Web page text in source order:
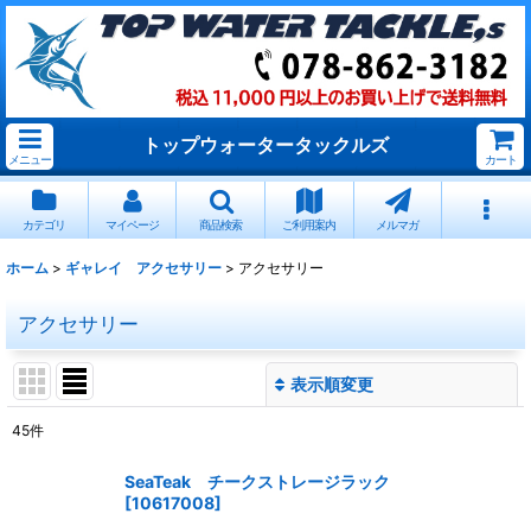
メニュー
トップウォータータックルズ
カート
カテゴリ マイページ 商品検索 ご利用案内 メルマガ
ホーム > ギャレイ アクセサリー > アクセサリー
アクセサリー
表示順変更
45件
SeaTeak チークストレージラック
[10617008]